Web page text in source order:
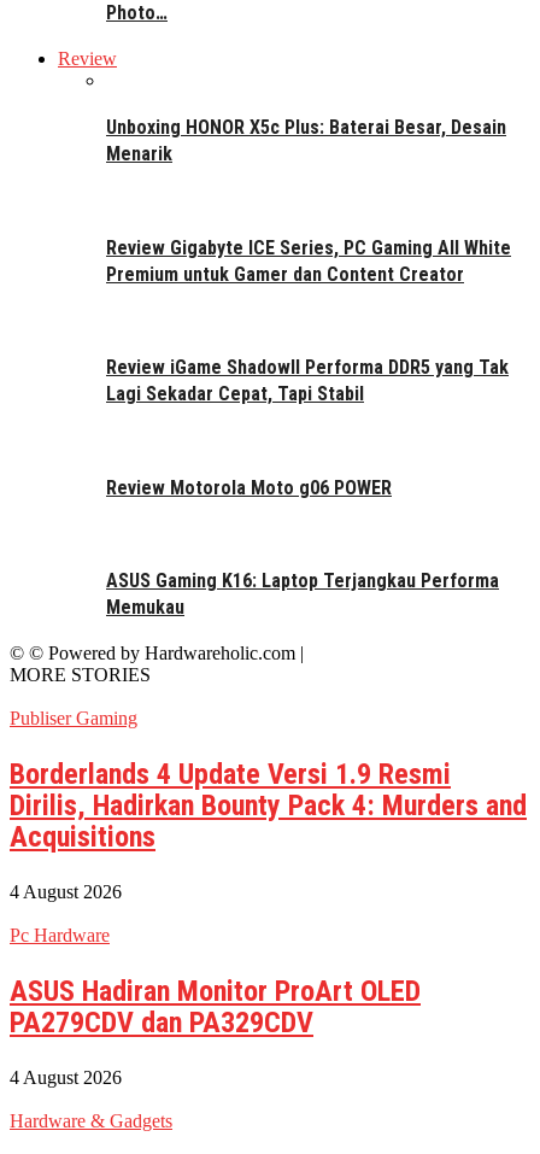
Photo…
Review
Unboxing HONOR X5c Plus: Baterai Besar, Desain
Menarik
Review Gigabyte ICE Series, PC Gaming All White
Premium untuk Gamer dan Content Creator
Review iGame ShadowII Performa DDR5 yang Tak
Lagi Sekadar Cepat, Tapi Stabil
Review Motorola Moto g06 POWER
ASUS Gaming K16: Laptop Terjangkau Performa
Memukau
© © Powered by Hardwareholic.com |
MORE STORIES
Publiser Gaming
Borderlands 4 Update Versi 1.9 Resmi
Dirilis, Hadirkan Bounty Pack 4: Murders and
Acquisitions
4 August 2026
Pc Hardware
ASUS Hadiran Monitor ProArt OLED
PA279CDV dan PA329CDV
4 August 2026
Hardware & Gadgets